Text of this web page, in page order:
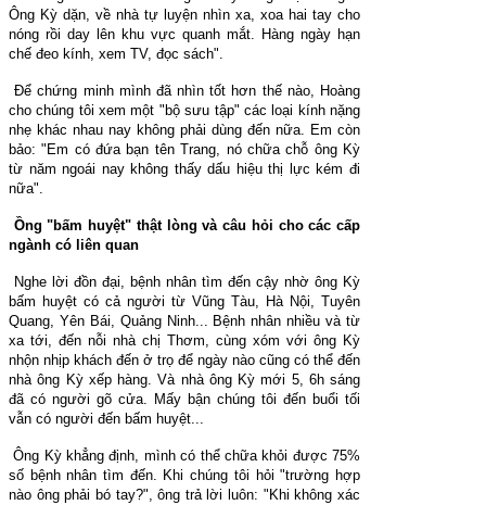
Ông Kỳ dặn, về nhà tự luyện nhìn xa, xoa hai tay cho
nóng rồi day lên khu vực quanh mắt. Hàng ngày hạn
chế đeo kính, xem TV, đọc sách".
Để chứng minh mình đã nhìn tốt hơn thế nào, Hoàng
cho chúng tôi xem một "bộ sưu tập" các loại kính nặng
nhẹ khác nhau nay không phải dùng đến nữa. Em còn
bảo: "Em có đứa bạn tên Trang, nó chữa chỗ ông Kỳ
từ năm ngoái nay không thấy dấu hiệu thị lực kém đi
nữa".
Ồng "bấm huyệt" thật lòng và câu hỏi cho các cấp
ngành có liên quan
Nghe lời đồn đại, bệnh nhân tìm đến cậy nhờ ông Kỳ
bấm huyệt có cả người từ Vũng Tàu, Hà Nội, Tuyên
Quang, Yên Bái, Quảng Ninh... Bệnh nhân nhiều và từ
xa tới, đến nỗi nhà chị Thơm, cùng xóm với ông Kỳ
nhộn nhịp khách đến ở trọ để ngày nào cũng có thể đến
nhà ông Kỳ xếp hàng. Và nhà ông Kỳ mới 5, 6h sáng
đã có người gõ cửa. Mấy bận chúng tôi đến buổi tối
vẫn có người đến bấm huyệt...
Ông Kỳ khẳng định, mình có thể chữa khỏi được 75%
số bệnh nhân tìm đến. Khi chúng tôi hỏi "trường hợp
nào ông phải bó tay?", ông trả lời luôn: "Khi không xác